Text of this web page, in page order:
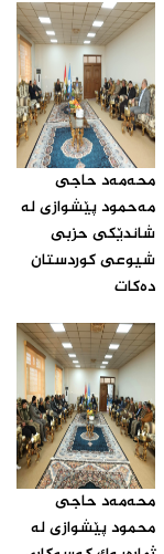
محه‌مه‌د حاجى
مه‌حمود پێشوازى له‌
شاندێکى حزبى
شیوعى کوردستان
ده‌کات‌
محه‌مه‌د حاجى
محمود پێشوازى له‌